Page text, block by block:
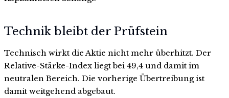
Technik bleibt der Prüfstein
Technisch wirkt die Aktie nicht mehr überhitzt. Der
Relative-Stärke-Index liegt bei 49,4 und damit im
neutralen Bereich. Die vorherige Übertreibung ist
damit weitgehend abgebaut.